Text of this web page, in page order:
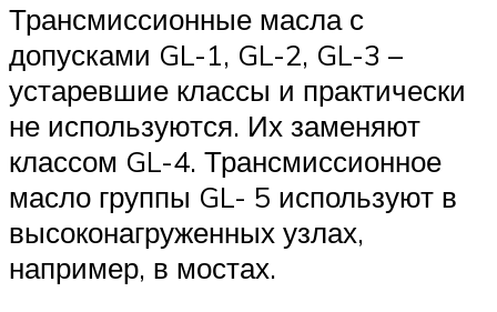
Трансмиссионные масла с
допусками GL-1, GL-2, GL-3 –
устаревшие классы и практически
не используются. Их заменяют
классом GL-4. Трансмиссионное
масло группы GL- 5 используют в
высоконагруженных узлах,
например, в мостах.